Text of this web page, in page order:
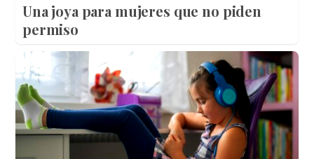
Una joya para mujeres que no piden
permiso